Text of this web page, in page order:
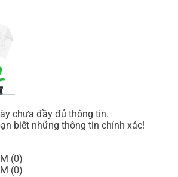
chưa đầy đủ thông tin.
biết những thông tin chính xác!
(0)
(0)